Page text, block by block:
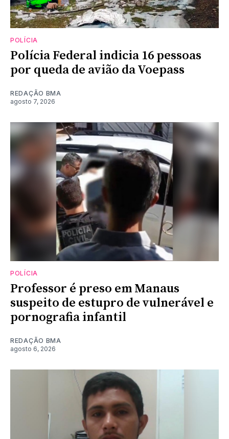
POLÍCIA
Polícia Federal indicia 16 pessoas
por queda de avião da Voepass
REDAÇÃO BMA
agosto 7, 2026
POLÍCIA
Professor é preso em Manaus
suspeito de estupro de vulnerável e
pornografia infantil
REDAÇÃO BMA
agosto 6, 2026